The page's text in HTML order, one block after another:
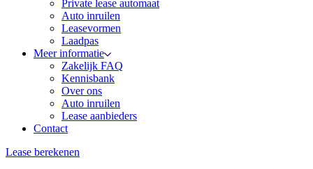
Private lease automaat
Auto inruilen
Leasevormen
Laadpas
Meer informatie
Zakelijk FAQ
Kennisbank
Over ons
Auto inruilen
Lease aanbieders
Contact
Lease berekenen